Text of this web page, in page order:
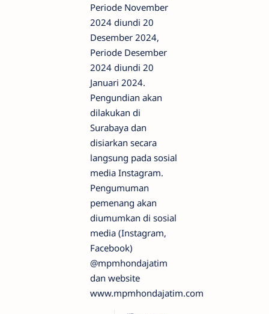
Periode November
2024 diundi 20
Desember 2024,
Periode Desember
2024 diundi 20
Januari 2024.
Pengundian akan
dilakukan di
Surabaya dan
disiarkan secara
langsung pada sosial
media Instagram.
Pengumuman
pemenang akan
diumumkan di sosial
media (Instagram,
Facebook)
@mpmhondajatim
dan website
www.mpmhondajatim.com